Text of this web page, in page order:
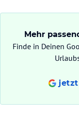
Mehr
Finde in Deinen